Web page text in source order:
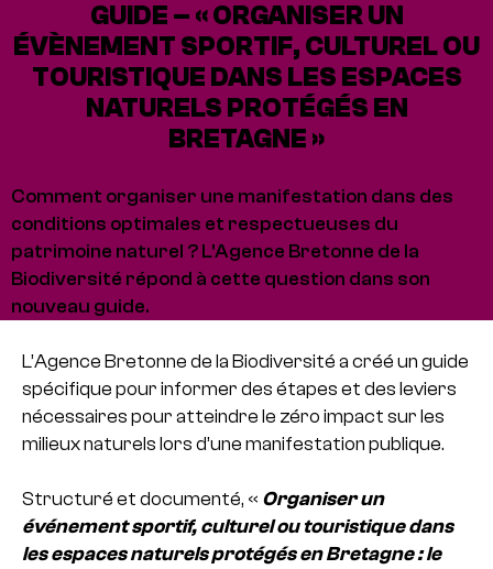
GUIDE – « ORGANISER UN
ÉVÈNEMENT SPORTIF, CULTUREL OU
TOURISTIQUE DANS LES ESPACES
NATURELS PROTÉGÉS EN
BRETAGNE »
Comment organiser une manifestation dans des
conditions optimales et respectueuses du
patrimoine naturel ? L'Agence Bretonne de la
Biodiversité répond à cette question dans son
nouveau guide.
L’Agence Bretonne de la Biodiversité a créé un guide
spécifique pour informer des étapes et des leviers
nécessaires pour atteindre le zéro impact sur les
milieux naturels lors d’une manifestation publique.
Structuré et documenté, « Organiser un
événement sportif, culturel ou touristique dans
les espaces naturels protégés en Bretagne : le